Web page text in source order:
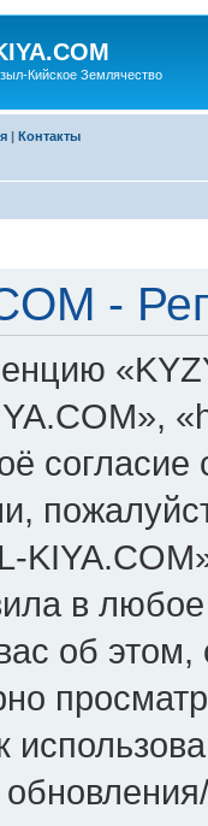
Кийское Землячество
| Контакты
-
в
об